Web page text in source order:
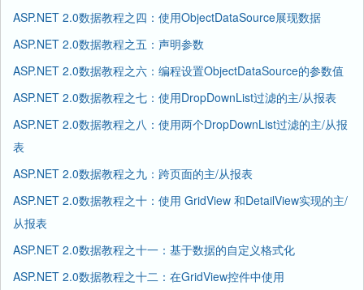
ASP.NET 2.0数据教程之四：使用ObjectDataSource展现数据
ASP.NET 2.0数据教程之五：声明参数
ASP.NET 2.0数据教程之六：编程设置ObjectDataSource的参数值
ASP.NET 2.0数据教程之七：使用DropDownList过滤的主/从报表
ASP.NET 2.0数据教程之八：使用两个DropDownList过滤的主/从报
表
ASP.NET 2.0数据教程之九：跨页面的主/从报表
ASP.NET 2.0数据教程之十：使用 GridView 和DetailView实现的主/
从报表
ASP.NET 2.0数据教程之十一：基于数据的自定义格式化
ASP.NET 2.0数据教程之十二：在GridView控件中使用